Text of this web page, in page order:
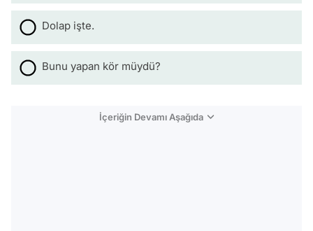
Dolap işte.
Bunu yapan kör müydü?
İçeriğin Devamı Aşağıda